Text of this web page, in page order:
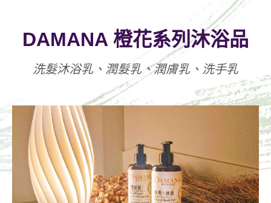
DAMANA 橙花系列沐浴品
洗髮沐浴乳、潤髮乳、潤膚乳、洗手乳